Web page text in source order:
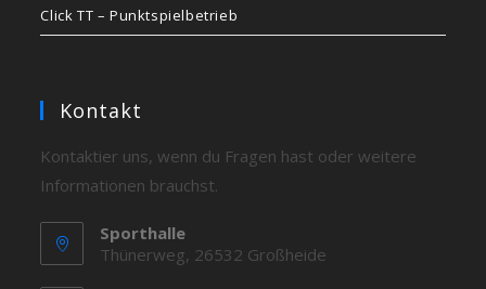
Click TT – Punktspielbetrieb
Kontakt
Kontaktier uns, wenn du Fragen hast oder weitere
Informationen brauchst.
Sporthalle
Thünerweg, 26532 Großheide